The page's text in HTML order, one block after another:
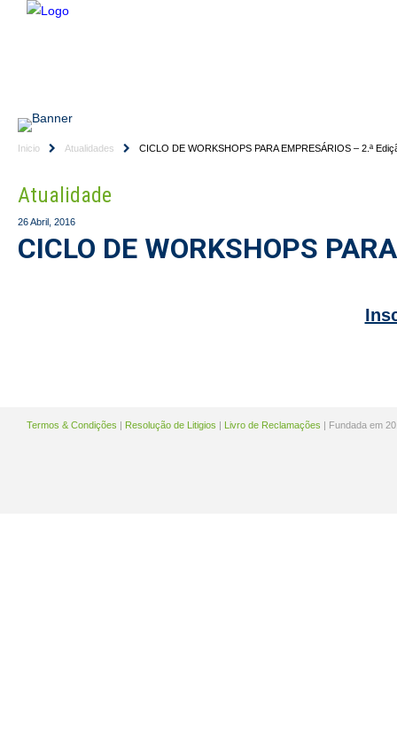
Inicio Atualidades CICLO DE WORKSHOPS PARA EMPRESÁRIOS – 2.ª
Atualidade
26 Abril, 2016
CICLO DE WORKSHOPS
Termos & Condições | Resolução de Litigios | Livro de Reclamações | Fundada em